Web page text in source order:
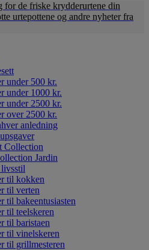
for de friske krydderurtene din
urtepottene og andre nyheter fra
under 500 kr.
under 1000 kr.
under 2500 kr.
over 2500 kr.
anledning
Collection
Jardin
til kokken
til verten
til bakeentusiasten
til teelskeren
til baristaen
til vinelskeren
til grillmesteren